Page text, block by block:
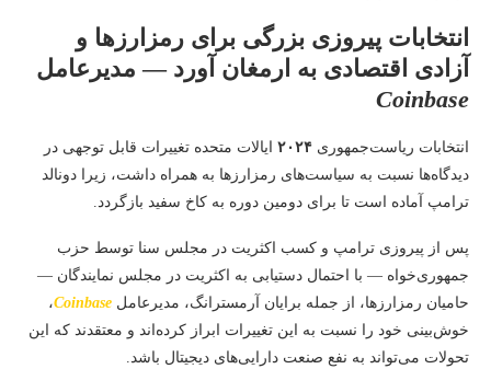
انتخابات پیروزی بزرگی برای رمزارزها و
آزادی اقتصادی به ارمغان آورد — مدیرعامل
Coinbase
انتخابات ریاست‌جمهوری ۲۰۲۴ ایالات متحده تغییرات قابل توجهی در
دیدگاه‌ها نسبت به سیاست‌های رمزارزها به همراه داشت، زیرا دونالد
ترامپ آماده است تا برای دومین دوره به کاخ سفید بازگردد.
پس از پیروزی ترامپ و کسب اکثریت در مجلس سنا توسط حزب
جمهوری‌خواه — با احتمال دستیابی به اکثریت در مجلس نمایندگان —
حامیان رمزارزها، از جمله برایان آرمسترانگ، مدیرعامل Coinbase،
خوش‌بینی خود را نسبت به این تغییرات ابراز کرده‌اند و معتقدند که این
تحولات می‌تواند به نفع صنعت دارایی‌های دیجیتال باشد.